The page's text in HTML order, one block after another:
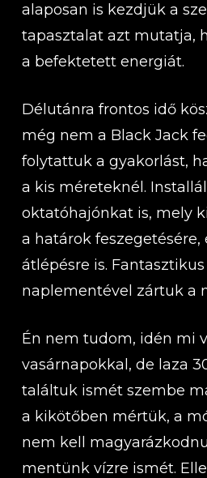
alaposan is kezdjük a
tapasztalat azt mutatja,
a befektetett energiát.
Délutánra frontos idő
még nem a Black Jack
folytattuk a gyakorlást,
a kis méreteknél.
oktatóhajónkat is, mely
a határok feszegetésére,
átlépésre is.
naplementével zártuk a
Én nem tudom, idén mi
vasárnapokkal, de laza
találtuk ismét szembe
a kikötőben mértük, a
nem kell
mentünk vízre ismét.